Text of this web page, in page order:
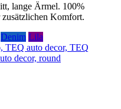
lange Ärmel. 100%
Komfort.
Denim Lila